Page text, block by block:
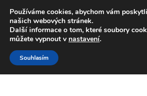
DOPRAVA od
Volejte po-pá 9-16
Přeskočit
na
navigaci
Přejít
k
obsahu
Používáme cookies, abychom vám
našich webových stránek.
Další informace o tom, které soubory
můžete vypnout v nastavení.
Souhlasím